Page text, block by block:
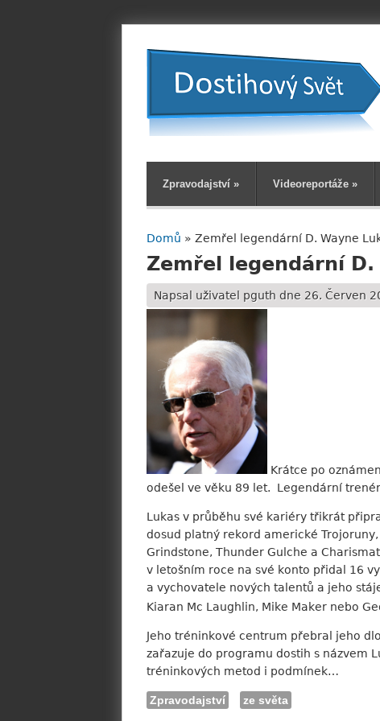
Zpravodajství » Videoreportáže »
Jste zde
Domů » Zemřel legendární D. Wayne
Zemřel legendární D.
Napsal uživatel pguth dne 26. Červen
Krátce po
odešel ve věku 89 let. Legendární
Lukas v průběhu své kariéry třikrát
dosud platný rekord americké
Grindstone, Thunder Gulche a
v letošním roce na své konto přidal 16
a vychovatele nových talentů a jeho
Kiaran Mc Laughlin, Mike Maker nebo
Jeho tréninkové centrum přebral jeho
zařazuje do programu dostih s názvem
tréninkových metod i podmínek…
Zpravodajství ze světa